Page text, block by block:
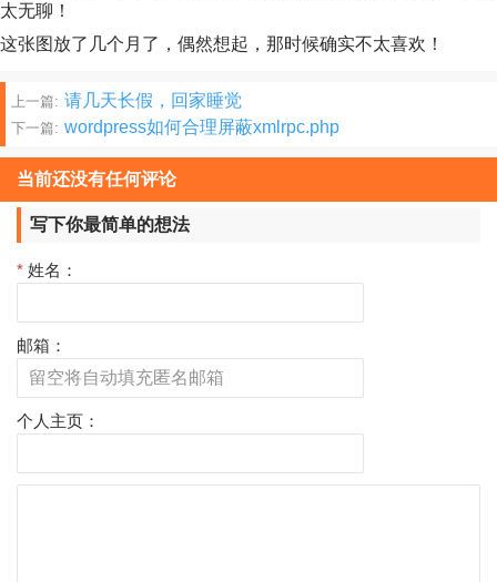
太无聊！
这张图放了几个月了，偶然想起，那时候确实不太喜欢！
文
章
分
页
上一篇: 请几天长假，回家睡觉
下一篇: wordpress如何合理屏蔽xmlrpc.php
当前还没有任何评论
写下你最简单的想法
* 姓名：
邮箱：
个人主页：